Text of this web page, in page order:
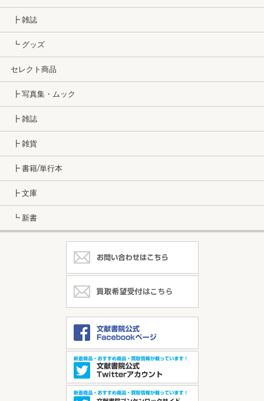
┣ 雑誌
┗ グッズ
セレクト商品
┣ 写真集・ムック
┣ 雑誌
┣ 雑貨
┣ 書籍/単行本
┣ 文庫
┗ 新書